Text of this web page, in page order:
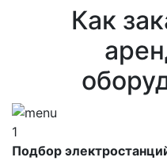
Как
1
Подбор